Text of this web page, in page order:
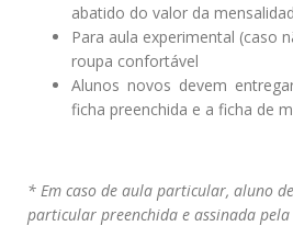
abatido do valor da
Para aula experimental (caso
roupa confortável
Alunos novos devem
ficha preenchida e a ficha de
* Em caso de aula particular, aluno
particular preenchida e assinada pela